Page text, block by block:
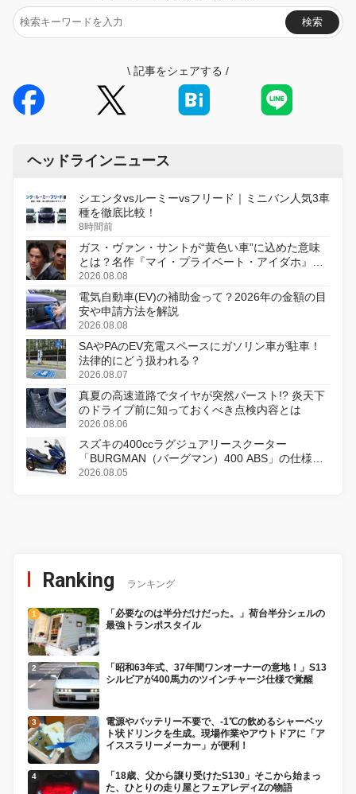
検索
\ 記事をシェアする /
ヘッドラインニュース
シエンタvsルーミーvsフリード｜ミニバン人気3車
種を徹底比較！
8時間前
ガス・ヴァン・サントが“黄色い車”に込めた意味
とは？名作『マイ・プライベート・アイダホ』が
初のデジタルリマスター版で復活
2026.08.08
電気自動車(EV)の補助金って？2026年の金額の目
安や申請方法を解説
2026.08.08
SAやPAのEV充電スペースにガソリン車が駐車！
法律的にどう扱われる？
2026.08.07
真夏の高速道路でタイヤが突然バースト!? 炎天下
のドライブ前に知っておくべき点検内容とは
2026.08.06
スズキの400ccラグジュアリースクーター
「BURGMAN（バーグマン）400 ABS」の仕様を
変更し、8月18日に発売
2026.08.05
Ranking ランキング
「必要なのは半分だけだった。」荷台半分シェルの
最強トランポスタイル
「昭和63年式、37年間ワンオーナーの意地！」S13
シルビアが400馬力のツインチャージ仕様で覚醒
電源やバッテリー不要で、-1℃の飲めるシャーベッ
ト状ドリンクを生成。現場作業やアウトドアに「ア
イススラリーメーカー」が便利！
「18歳、父から譲り受けたS130」そこから始まっ
た、ひとりの走り屋とフェアレディZの物語